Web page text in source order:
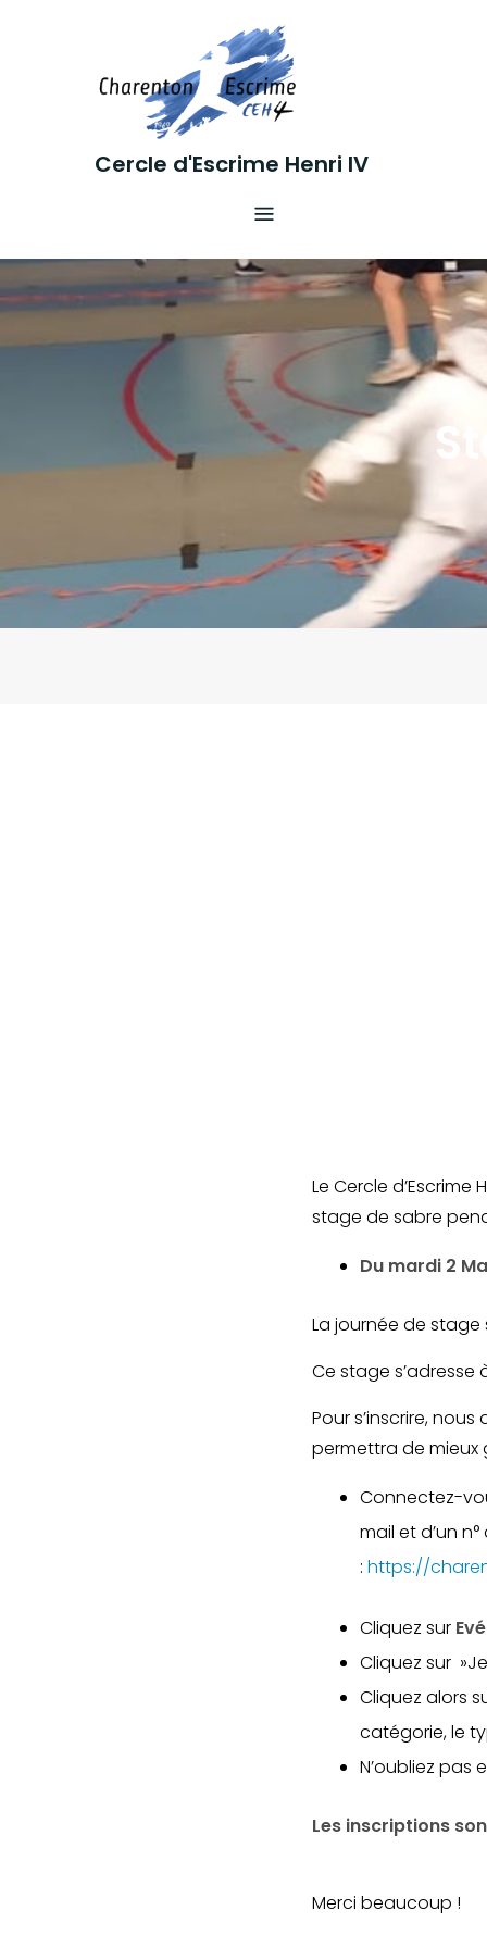
Cercle d'Escrime Henri IV
Le Cercle d’Escrime
stage de sabre
Du mardi 2
La journée de stage
Ce stage s’adresse
Pour s’inscrire,
permettra de mieux
Connectez-
mail et d’un
: https://
Cliquez sur
Cliquez sur
Cliquez alors
catégorie, le
N’oubliez pas
Les inscriptions
Merci beaucoup !